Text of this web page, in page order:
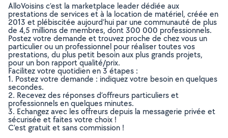
AlloVoisins c’est la marketplace leader dédiée aux
prestations de services et à la location de matériel, créée en
2013 et plébiscitée aujourd’hui par une communauté de plus
de 4,5 millions de membres, dont 300 000 professionnels.
Postez votre demande et trouvez proche de chez vous un
particulier ou un professionnel pour réaliser toutes vos
prestations, du plus petit besoin aux plus grands projets,
pour un bon rapport qualité/prix.
Facilitez votre quotidien en 3 étapes :
1. Postez votre demande : indiquez votre besoin en quelques
secondes.
2. Recevez des réponses d’offreurs particuliers et
professionnels en quelques minutes.
3. Echangez avec les offreurs depuis la messagerie privée et
sécurisée et faites votre choix !
C’est gratuit et sans commission !